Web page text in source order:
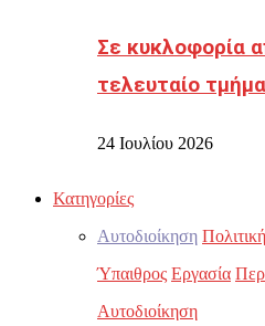
Σε κυκλοφορία
τελευταίο
24 Ιουλίου 2026
Κατηγορίες
Αυτοδιοίκηση Πολιτική
Ύπαιθρος Εργασία
Αυτοδιοίκηση